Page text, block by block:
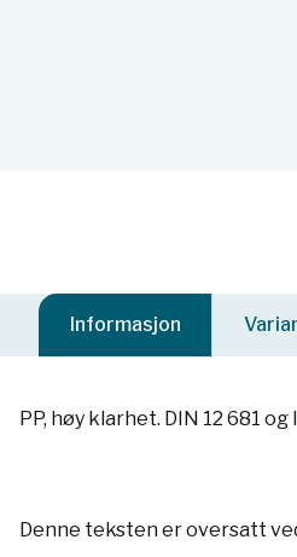
Informasjon
PP, høy klarhet. DIN 12 681
Denne teksten er oversatt